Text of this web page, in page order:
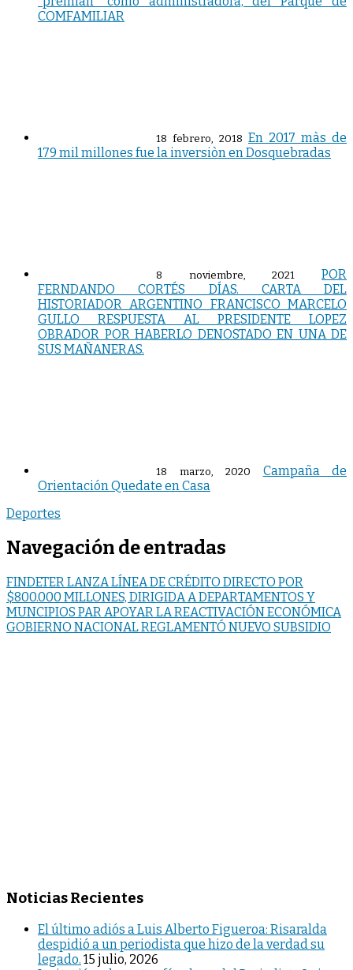
COMFAMILIAR
18 febrero, 2018 En 2017 màs de
179 mil millones fue la inversiòn en Dosquebradas
8 noviembre, 2021
POR
FERNDANDO CORTÉS DÍAS. CARTA DEL
HISTORIADOR ARGENTINO FRANCISCO MARCELO
GULLO RESPUESTA AL PRESIDENTE LOPEZ
OBRADOR POR HABERLO DENOSTADO EN UNA DE
SUS MAÑANERAS.
18 marzo, 2020
Campaña de
Orientación Quedate en Casa
Deportes
Navegación de entradas
FINDETER LANZA LÍNEA DE CRÉDITO DIRECTO POR
$800.000 MILLONES, DIRIGIDA A DEPARTAMENTOS Y
MUNCIPIOS PAR APOYAR LA REACTIVACIÓN ECONÓMICA
GOBIERNO NACIONAL REGLAMENTÓ NUEVO SUBSIDIO
Noticias Recientes
El último adiós a Luis Alberto Figueroa: Risaralda
despidió a un periodista que hizo de la verdad su
legado. 15 julio, 2026